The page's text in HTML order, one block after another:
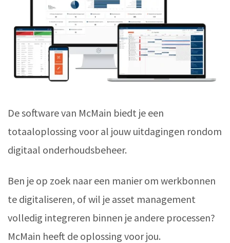
De software van McMain biedt je een
totaaloplossing voor al jouw uitdagingen rondom
digitaal onderhoudsbeheer.
Ben je op zoek naar een manier om werkbonnen
te digitaliseren, of wil je asset management
volledig integreren binnen je andere processen?
McMain heeft de oplossing voor jou.